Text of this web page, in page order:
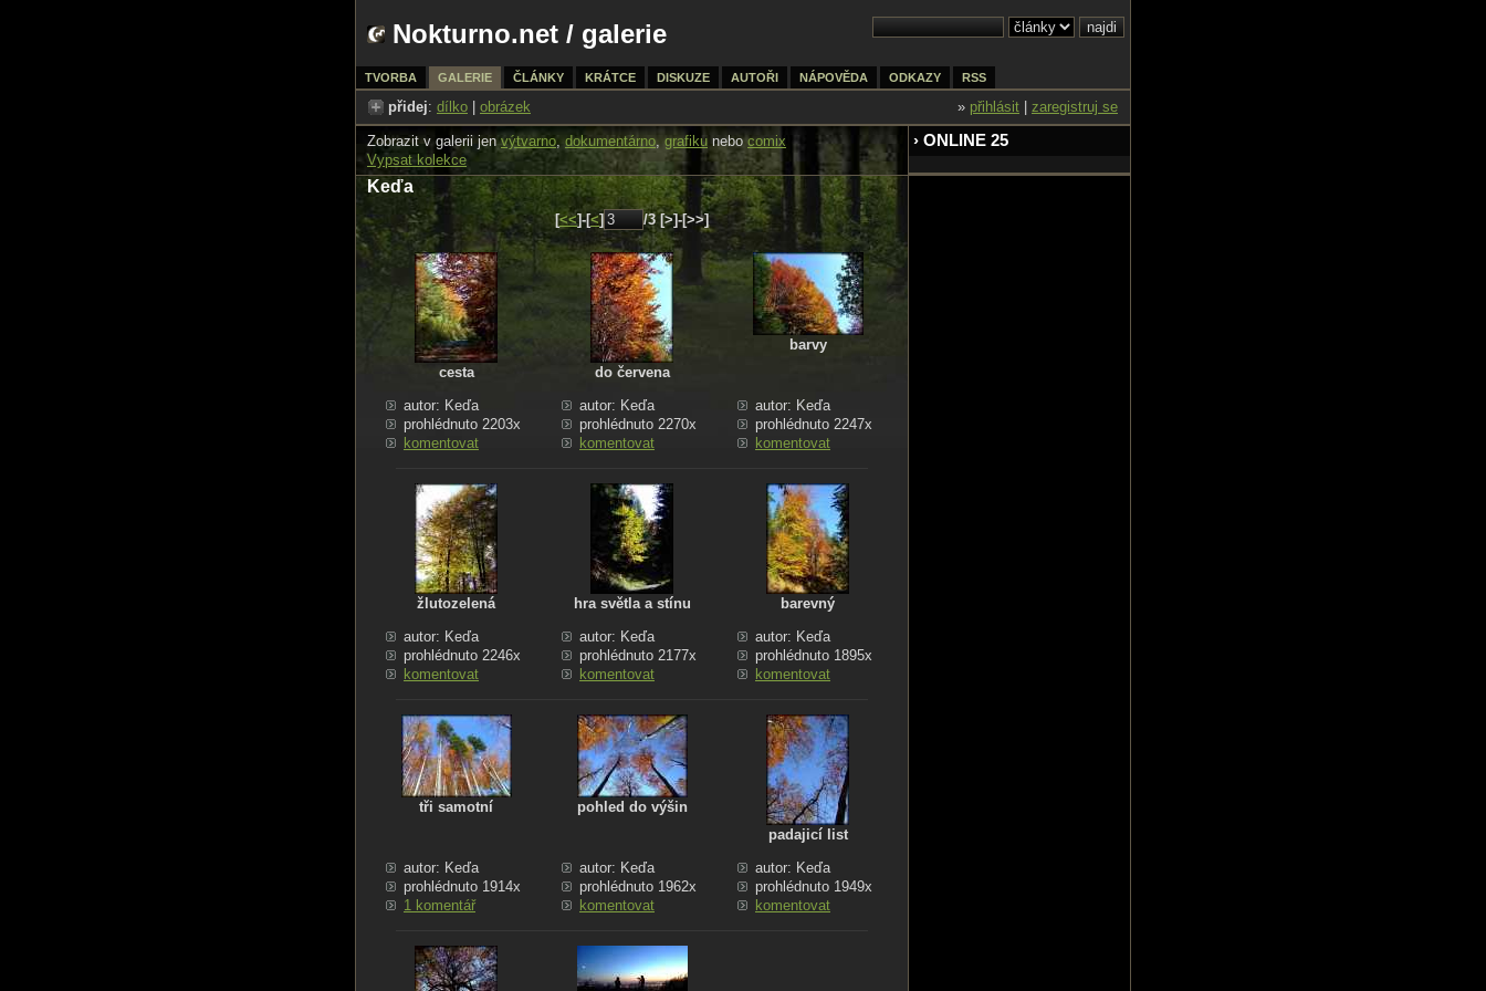
Nokturno.net / galerie
TVORBA GALERIE ČLÁNKY KRÁTCE DISKUZE AUTOŘI NÁPOVĚDA ODKAZY RSS
přidej: dílko obrázek » přihlásit zaregistruj se
Zobrazit v galerii jenvýtvarno, dokumentárno,grafiku nebocomix
Vypsat kolekce
Keďa
[<<]-[<] /3 [>]-[>>]
cesta
autor: Keďa
prohlédnuto 2203x
komentovat
do červena
autor: Keďa
prohlédnuto 2270x
komentovat
barvy
autor: Keďa
prohlédnuto 2247x
komentovat
žlutozelená
autor: Keďa
prohlédnuto 2246x
komentovat
hra světla a stínu
autor: Keďa
prohlédnuto 2177x
komentovat
barevný
autor: Keďa
prohlédnuto 1895x
komentovat
tři samotní
autor: Keďa
prohlédnuto 1914x
1 komentář
pohled do výšin
autor: Keďa
prohlédnuto 1962x
komentovat
padajicí list
autor: Keďa
prohlédnuto 1949x
komentovat
› ONLINE 25